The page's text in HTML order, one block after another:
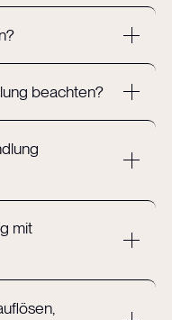
beachten?
mit